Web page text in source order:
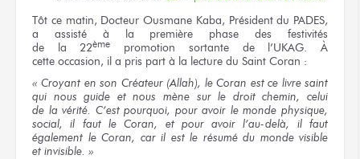
Tôt ce matin, Docteur Ousmane Kaba, Présidentdu PADES,
a assisté
à la première phasedes festivités
de la 22ème promotion sortante de l’UKAG. À
cette occasion, il a pris part à la lecture du Saint Coran :
« Croyant en son Créateur(Allah), le Coran estce livresaint
qui nous guide et nous mène sur le droitchemin, celui
de la vérité. C’est pourquoi, pour avoir le monde physique,
social,il faut le Coran, et pour avoir l’au-delà, il faut
également le Coran, car il est le résumé du mondevisible
et invisible. »